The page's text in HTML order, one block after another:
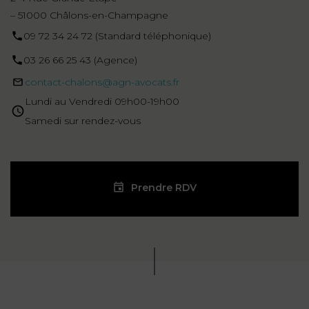
– 51000 Châlons-en-Champagne
09 72 34 24 72 (Standard téléphonique)
03 26 66 25 43 (Agence)
contact-chalons@agn-avocats.fr
Lundi au Vendredi 09h00-19h00
Samedi sur rendez-vous
Prendre RDV